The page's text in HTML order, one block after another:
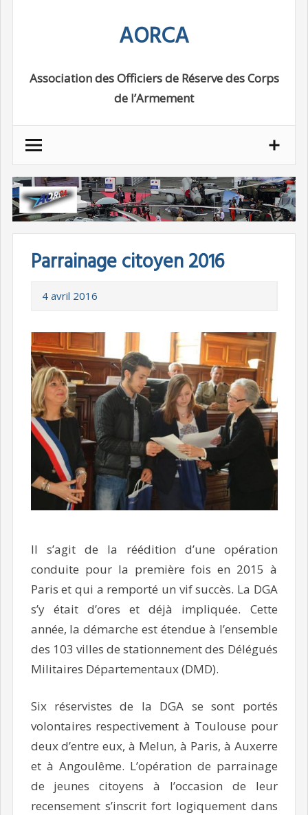
AORCA
Association des Officiers de Réserve des Corps
de l’Armement
Parrainage citoyen 2016
4 avril 2016
Il s’agit de la réédition d’une opération
conduite pour la première fois en 2015 à
Paris et qui a remporté un vif succès. La DGA
s’y était d’ores et déjà impliquée. Cette
année, la démarche est étendue à l’ensemble
des 103 villes de stationnement des Délégués
Militaires Départementaux (DMD).
Six réservistes de la DGA se sont portés
volontaires respectivement à Toulouse pour
deux d’entre eux, à Melun, à Paris, à Auxerre
et à Angoulême. L’opération de parrainage
de jeunes citoyens à l’occasion de leur
recensement s’inscrit fort logiquement dans